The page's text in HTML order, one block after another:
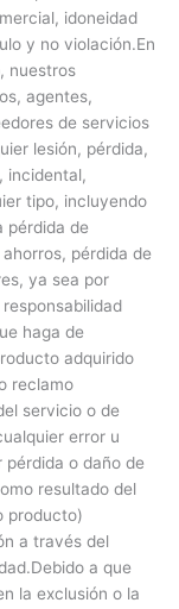
idoneidad
y no violación.En
nuestros
agentes,
de servicios
lesión, pérdida,
incidental,
tipo, incluyendo
pérdida de
pérdida de
ya sea por
haga de
adquirido
reclamo
servicio o de
error u
o daño de
resultado del
producto)
a través del
a que
la exclusión o la